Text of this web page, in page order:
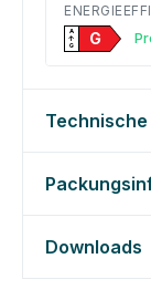
A
↑
G G
Downloads